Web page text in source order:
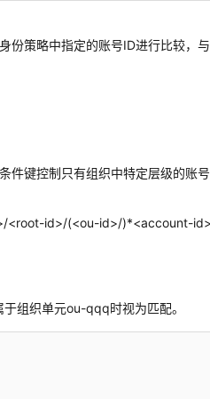
份策略中指定的账号ID进行比较，
件键控制只有组织中特定层级的账
<root-id>/(<ou-id>/)*<account-id>
组织单元ou-qqq时视为匹配。